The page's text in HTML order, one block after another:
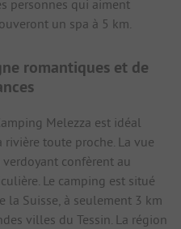
personnes qui aiment
un spa à 5 km.
romantiques et de
Melezza est idéal
toute proche. La vue
confèrent au
Le camping est situé
la Suisse, à seulement 3 km
villes du Tessin. La région